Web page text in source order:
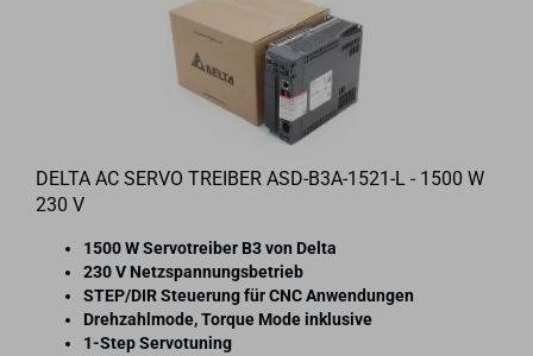
DELTA AC SERVO TREI­BER ASD-​B3A-​1521-L - 1500 W
230 V
1500 W Ser­vo­trei­ber B3 von Delta
230 V Netz­span­nungs­be­trieb
STEP/DIR Steue­rung für CNC An­wen­dun­gen
Dreh­zahl­mo­de, Tor­que Mode in­klu­si­ve
1-​Step Ser­vo­tu­ning